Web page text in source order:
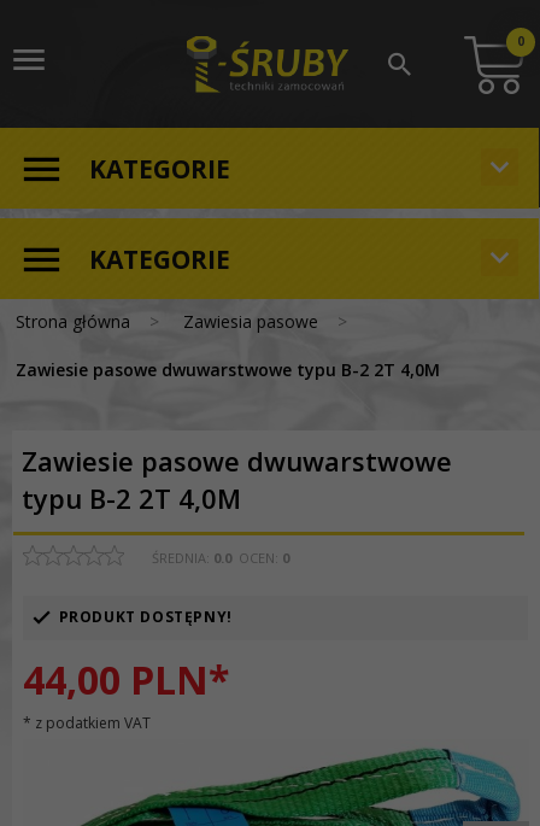
0
KATEGORIE
KATEGORIE
Strona główna Zawiesia pasowe
Zawiesie pasowe dwuwarstwowe typu B-2 2T 4,0M
Zawiesie pasowe dwuwarstwowe
typu B-2 2T 4,0M
ŚREDNIA: 0.0 OCEN: 0
PRODUKT DOSTĘPNY!
44,00 PLN*
* z podatkiem VAT